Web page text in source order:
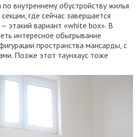
внутреннему обустройству жилья
где сейчас завершается
этакий вариант «white box». В
интересное обыгрывание
пространства мансарды, с
Позже этот таунхаус тоже